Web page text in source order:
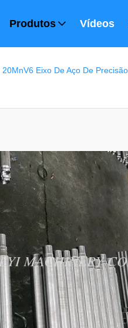
Produtos Vídeos
20MnV6 Eixo De Aço De